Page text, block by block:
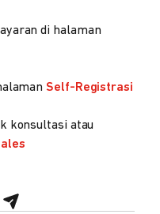
di halaman
Self-Registrasi
konsultasi atau